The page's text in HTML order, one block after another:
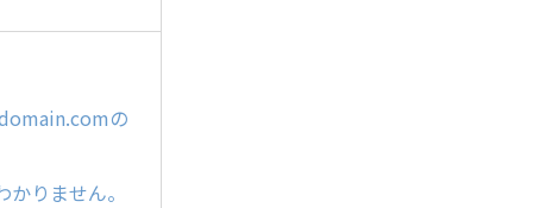
の
りません。